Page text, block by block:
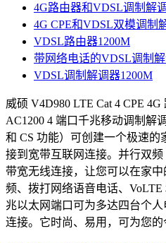
4G路由器和VDSL调制解
4G CPE和VDSL双模调制
VDSL路由器1200M
带网络电话的VDSL调制
VDSL调制解调器1200M
威硕 V4D980 LTE Cat 4 CPE
AC1200 4 端口千兆移动调制解
和 CS 功能）可创建一个极速
接到宽带互联网连接。并行双频
带宽无线连接，让您可以在家
频、拨打网络语音电话、
兆以太网端口可为多达四台个
连接。它时尚、易用，可为您的